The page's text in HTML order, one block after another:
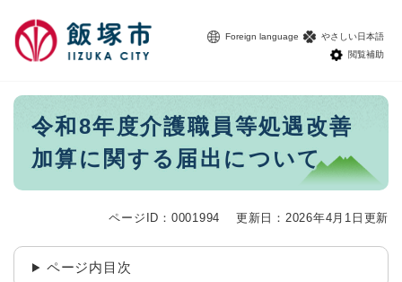
Foreign language
やさしい日本語
閲覧補助
本
令和8年度介護職員等処遇改善
加算に関する届出について
ページID：0001994 更新日：2026年4月1日更新
ページ内目次